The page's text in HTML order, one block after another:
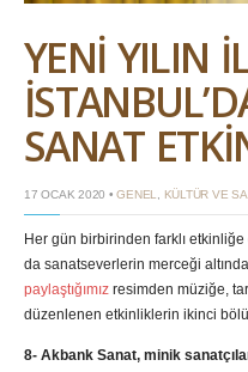
YENİ YILIN
SANAT
17 OCAK 2020 •GENEL KÜLTÜR VE
Her gün birbirinden farklı
da sanatseverlerin merceği
paylaştığımız resimden müziğe,
düzenlenen etkinliklerin ikinci
8- Akbank Sanat, minik